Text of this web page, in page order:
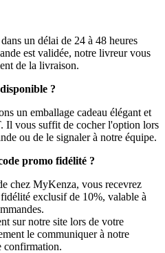
un délai de 24 à 48 heures
est validée, notre livreur vous
de la livraison.
?
un emballage cadeau élégant et
Il vous suffit de cocher l'option lors
ou de le signaler à notre équipe.
promo fidélité ?
chez MyKenza, vous recevrez
exclusif de 10%, valable à
sur notre site lors de votre
le communiquer à notre
confirmation.